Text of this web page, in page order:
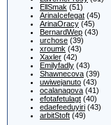
EllSmak (51)
ArinaIcefegat (45)
ArinaOracy (45)
BernardWep (43)
urchose (39)
xroumk (43)
Xaxler (42)
Emilyfadly (43)
Shawnecova (39)
uwiwejanuto (43)
ocalanaqova (41)
efotafetulagt (40)
edaefeeduyiri (43)
arbitStoft (49)